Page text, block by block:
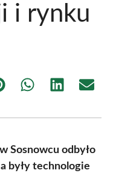
i rynku
Share Share Share
Sosnowcu odbyło
były technologie